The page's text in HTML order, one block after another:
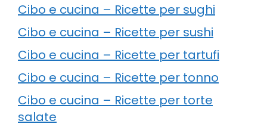
Cibo e cucina – Ricette per sughi
Cibo e cucina – Ricette per sushi
Cibo e cucina – Ricette per tartufi
Cibo e cucina – Ricette per tonno
Cibo e cucina – Ricette per torte
salate